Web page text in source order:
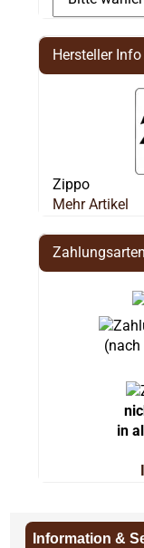
Hersteller Info
Zippo
Mehr Artikel
Zahlungsarten
in
Information &